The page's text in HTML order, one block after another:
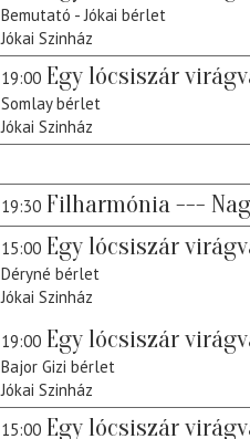
Bemutató - Jókai bérlet
Jókai Szinház
19:00 Egy lócsiszár
Somlay bérlet
Jókai Szinház
19:30 Filharmónia ---
15:00 Egy lócsiszár
Déryné bérlet
Jókai Szinház
19:00 Egy lócsiszár
Bajor Gizi bérlet
Jókai Szinház
15:00 Egy lócsiszár